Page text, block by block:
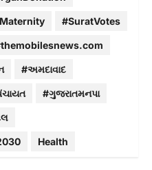
#SuratVotes
#અમદાવાદ
#ગુજરાતમનપા
Health